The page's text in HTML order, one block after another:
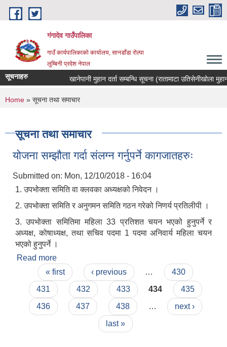
Skip to main content
गंगादेव गाउँपालिका
गाउँ कार्यपालिकाको कार्यालय, सानडाँडा रोल्पा
लुम्बिनी प्रदेश नेपाल
सूचनाहरु खानेपानी मुहान दर्ता सम्बन्धि सूचना (रातामाटा उतिसेनीखोला मुहान)
You are here
Home » सूचना तथा समाचार
सूचना तथा समाचार
योजना सम्झौता गर्दा संलग्न गर्नुपर्ने कागजातहरुः
Submitted on: Mon, 12/10/2018 - 16:04
1. उपभोक्ता समिति वा क्लवका अध्यक्षको निवेदन ।
2. उपभोक्ता समिति र अनुगमन समिति गठन गरेको निणर्य प्रतिलीपी ।
3. उपभोक्ता समितिमा महिला 33 प्रतिशत चयन भएको हुनुपर्ने र
अध्यक्ष, कोषाध्यक्ष, तथा सचिव पदमा 1 पदमा अनिवार्य महिला चयन
भएको हुनुपर्ने ।
Read more
Pages« first ‹ previous …
430
431
432 433 434
435
436
437 438 …
next ›
last »